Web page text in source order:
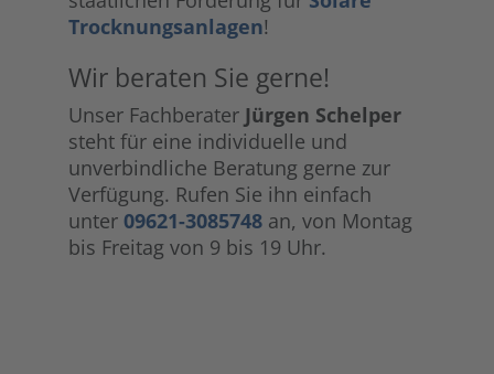
Trocknungsanlagen!
Wir beraten Sie gerne!
Unser Fachberater Jürgen Schelper
steht für eine individuelle und
unverbindliche Beratung gerne zur
Verfügung. Rufen Sie ihn einfach
unter 09621-3085748 an, von Montag
bis Freitag von 9 bis 19 Uhr.